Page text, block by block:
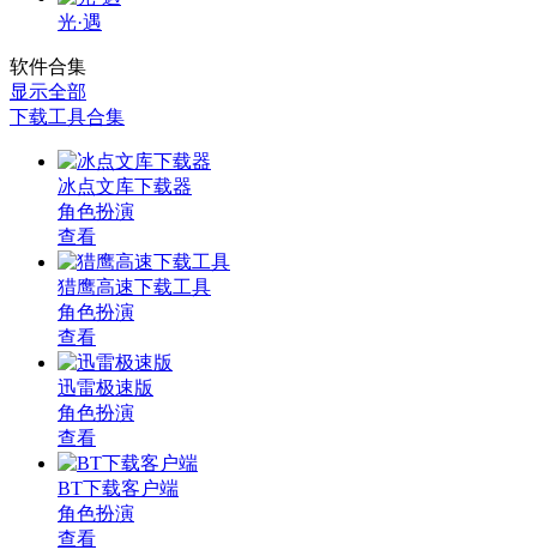
光·遇
软件合集
显示全部
下载工具合集
冰点文库下载器
角色扮演
查看
猎鹰高速下载工具
角色扮演
查看
迅雷极速版
角色扮演
查看
BT下载客户端
角色扮演
查看